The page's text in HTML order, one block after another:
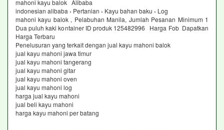
mahoni kayu balok Alibaba
indonesian alibaba › Pertanian › Kayu bahan baku › Log
mahoni kayu balok , Pelabuhan Manila, Jumlah Pesanan Minimum 1
Dua puluh kaki kontainer ID produk 125482996 Harga Fob Dapatkan
Harga Terbaru
Penelusuran yang terkait dengan jual kayu mahoni balok
jual kayu mahoni jawa timur
jual kayu mahoni tangerang
jual kayu mahoni gitar
jual kayu mahoni oven
jual kayu mahoni log
harga jual kayu mahoni
jual beli kayu mahoni
harga kayu mahoni per batang